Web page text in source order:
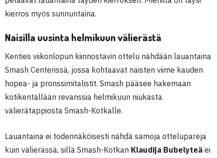
kierros myös sunnuntaina.
Naisilla uusinta helmikuun välierästä
Kenties viikonlopun kiinnostavin ottelu nähdään lauantaina
Smash Centerissä, jossa kohtaavat naisten viime kauden
hopea- ja pronssimitalistit. Smash pääsee hakemaan
kotikentällään revanssia helmikuun niukasta
välierätappiosta Smash-Kotkalle.
Lauantaina ei todennäköisesti nähdä samoja ottelupareja
kuin välierässä, sillä Smash-Kotkan Klaudija Bubelyteä ei